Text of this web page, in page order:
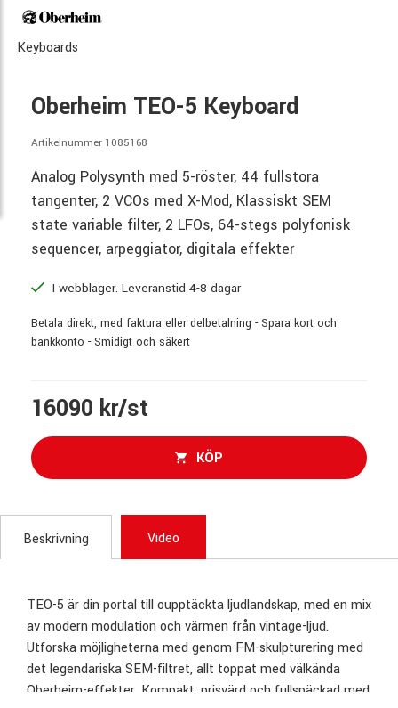
Keyboards
Oberheim TEO-5 Keyboard
Artikelnummer 1085168
Analog Polysynth med 5-röster, 44 fullstora
tangenter, 2 VCOs med X-Mod, Klassiskt SEM
state variable filter, 2 LFOs, 64-stegs polyfonisk
sequencer, arpeggiator, digitala effekter
I webblager. Leveranstid 4-8 dagar
Betala direkt, med faktura eller delbetalning - Spara kort och
bankkonto - Smidigt och säkert
16090 kr/st
KÖP
Beskrivning Video
TEO-5 är din portal till oupptäckta ljudlandskap, med en mix
av modern modulation och värmen från vintage-ljud.
Utforska möjligheterna med genom FM-skulpturering med
det legendariska SEM-filtret, allt toppat med välkända
Oberheim-effekter. Kompakt, prisvärd och fullspäckad med